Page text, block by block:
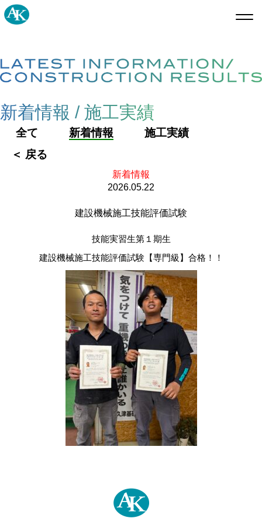
CONTACT
お問い合わせやご相談はこちら
新着情報/施工実績
会社案内
お問合せ
プライバシーポリシー
新着情報 / 施工実績
全て 新着情報
施工実績
＜ 戻る
新着情報
2026.05.22
建設機械施工技能評価試験
技能実習生第１期生
建設機械施工技能評価試験【専門級】合格！！